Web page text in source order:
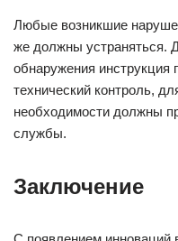
Любые возникшие
же должны устраняться.
обнаружения инструкция
технический контроль,
необходимости должны
службы.
Заключение